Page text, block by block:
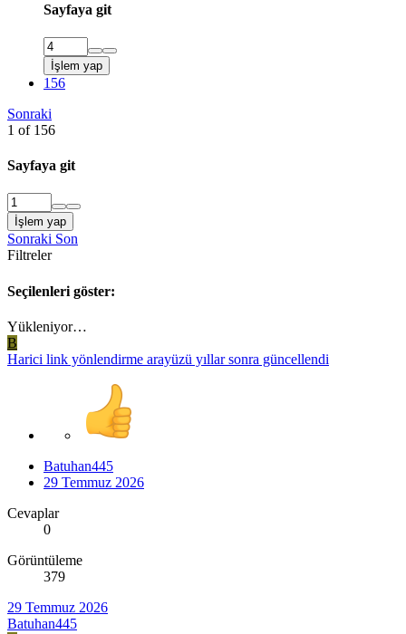
Sayfaya git
İşlem yap
156
Sonraki
1 of 156
Sayfaya git
İşlem yap
Sonraki Son
Filtreler
Seçilenleri göster:
Yükleniyor…
B
Harici link yönlendirme arayüzü yıllar sonra güncellendi
Batuhan445
29 Temmuz 2026
Cevaplar
0
Görüntüleme
379
29 Temmuz 2026
Batuhan445